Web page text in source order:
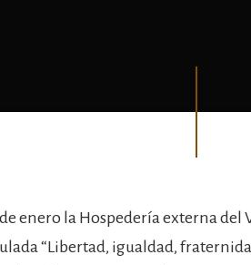
enero la Hospedería externa del
“Libertad, igualdad,